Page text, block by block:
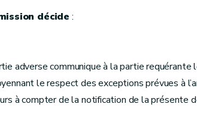
décide :
adverse communique à la partie
le respect des exceptions prévues à
à compter de la notification de la présente